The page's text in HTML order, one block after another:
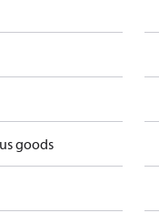
goods